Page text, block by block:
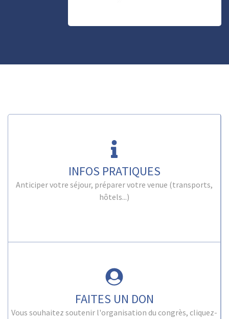
INFOS PRATIQUES
Anticiper votre séjour, préparer votre venue (transports,
hôtels...)
FAITES UN DON
Vous souhaitez soutenir l'organisation du congrès, cliquez-